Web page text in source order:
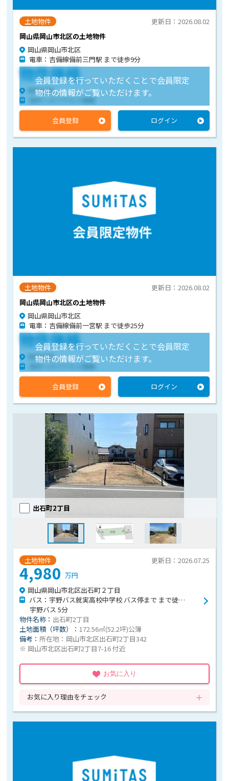
土地物件
岡山県岡山市北区の土地物件
更新日：2026.08.02
岡山県岡山市北区
電車：吉備線備前三門駅 まで徒歩9分
会員登録を行っていただくことで会員限定
物件の情報がご覧いただけます。
物件価格
物件住所
会員登録 ログイン
土地物件
岡山県岡山市北区の土地物件
更新日：2026.08.02
岡山県岡山市北区
電車：吉備線備前一宮駅 まで徒歩25分
会員登録を行っていただくことで会員限定
物件の情報がご覧いただけます。
物件価格
物件住所
会員登録 ログイン
土地物件
出石町2丁目
更新日：2026.07.25
4,980万円
岡山県岡山市北区出石町２丁目
バス：宇野バス就実高校中学校 バス停まで まで徒歩5分
宇野バス 5分
物件名称： 出石町2丁目
土地面積（坪数）：172.56㎡(52.2坪)公簿
備考：所在地：岡山市北区出石町2丁目342
※ 岡山市北区出石町2丁目7-16 付近
お気に入り
お気に入り理由をチェック